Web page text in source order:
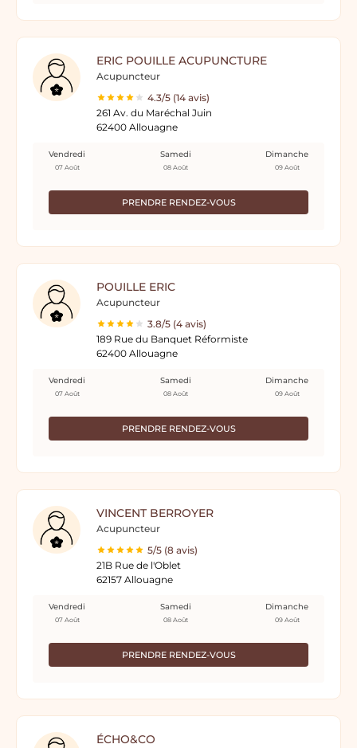
ERIC POUILLE ACUPUNCTURE
Acupuncteur
4.3/5 (14 avis)
261 Av. du Maréchal Juin
62400 Allouagne
PRENDRE RENDEZ-VOUS
Vendredi
07 Août
Samedi
08 Août
Dimanche
09 Août
POUILLE ERIC
Acupuncteur
3.8/5 (4 avis)
189 Rue du Banquet Réformiste
62400 Allouagne
PRENDRE RENDEZ-VOUS
Vendredi
07 Août
Samedi
08 Août
Dimanche
09 Août
VINCENT BERROYER
Acupuncteur
5/5 (8 avis)
21B Rue de l'Oblet
62157 Allouagne
PRENDRE RENDEZ-VOUS
Vendredi
07 Août
Samedi
08 Août
Dimanche
09 Août
ÉCHO&CO